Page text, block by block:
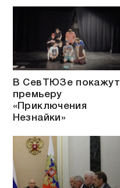
В СевТЮЗе покажут
премьеру
«Приключения
Незнайки»